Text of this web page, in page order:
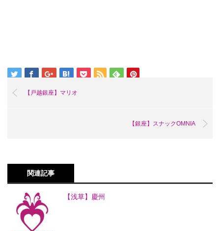
【戸越銀座】マリオ
【銀座】スナックOMNIA
関連記事
【浅草】慶州